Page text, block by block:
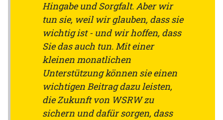
Hingabe und Sorgfalt. Aber wir
tun sie, weil wir glauben, dass sie
wichtig ist - und wir hoffen, dass
Sie das auch tun. Mit einer
kleinen monatlichen
Unterstützung können sie einen
wichtigen Beitrag dazu leisten,
die Zukunft von WSRW zu
sichern und dafür sorgen, dass